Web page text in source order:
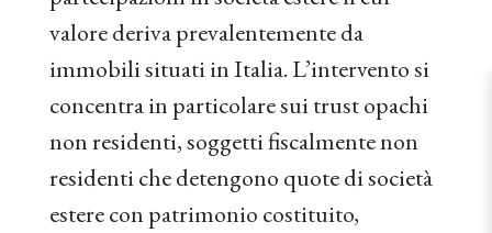
valore deriva prevalentemente da
immobili situati in Italia. L’intervento si
concentra in particolare sui trust opachi
non residenti, soggetti fiscalmente non
residenti che detengono quote di società
estere con patrimonio costituito,